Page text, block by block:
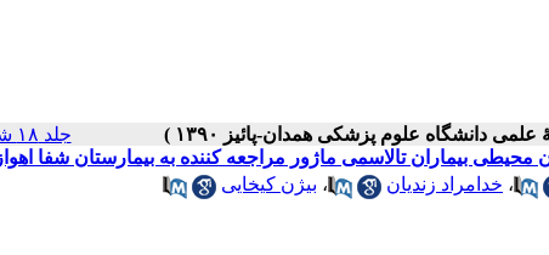
جلد ۱۸ شماره ۳ صفحات ۱۱-۵
بیماران تالاسمی ماژور مراجعه کننده به بیمارستان شفا اهواز
، خدامراد زندیان ، بیژن کیخایی